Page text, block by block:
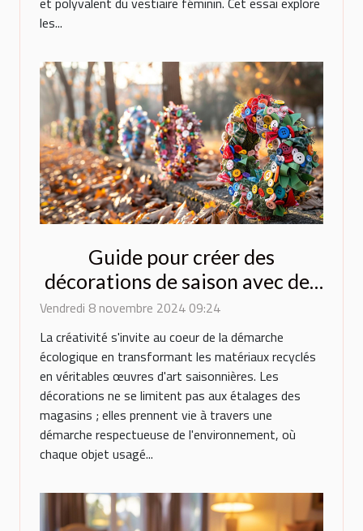
les...
Guide pour créer des
décorations de saison avec des
matériaux recyclés
Vendredi 8 novembre 2024 09:24
La créativité s'invite au coeur de la démarche
écologique en transformant les matériaux recyclés
en véritables œuvres d'art saisonnières. Les
décorations ne se limitent pas aux étalages des
magasins ; elles prennent vie à travers une
démarche respectueuse de l'environnement, où
chaque objet usagé...